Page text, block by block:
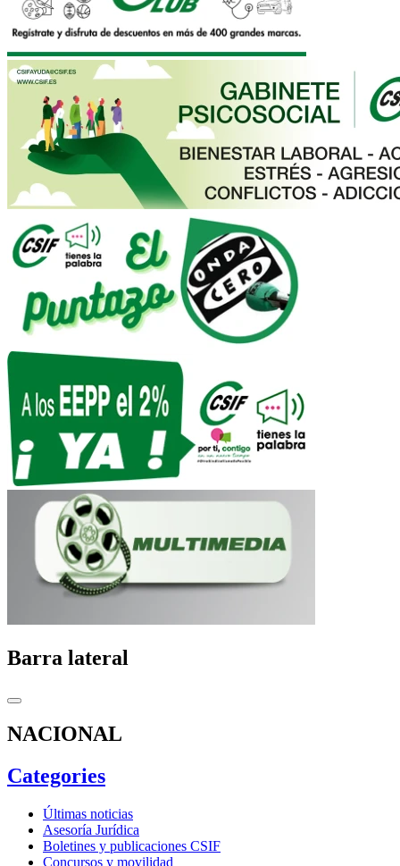
Barra lateral
NACIONAL
Categories
Últimas noticias
Asesoría Jurídica
Boletines y publicaciones CSIF
Concursos y movilidad